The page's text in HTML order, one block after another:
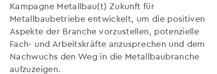
Kampagne Metallbau(t) Zukunft für
Metallbaubetriebe entwickelt, um die positiven
Aspekte der Branche vorzustellen, potenzielle
Fach- und Arbeitskräfte anzusprechen und dem
Nachwuchs den Weg in die Metallbaubranche
aufzuzeigen.